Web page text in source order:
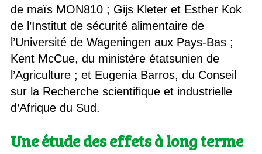
de maïs MON810 ; Gijs Kleter et Esther Kok
de l’Institut de sécurité alimentaire de
l’Université de Wageningen aux Pays-Bas ;
Kent McCue, du ministère étatsunien de
l’Agriculture ; et Eugenia Barros, du Conseil
sur la Recherche scientifique et industrielle
d’Afrique du Sud.
Une étude des effets à long terme